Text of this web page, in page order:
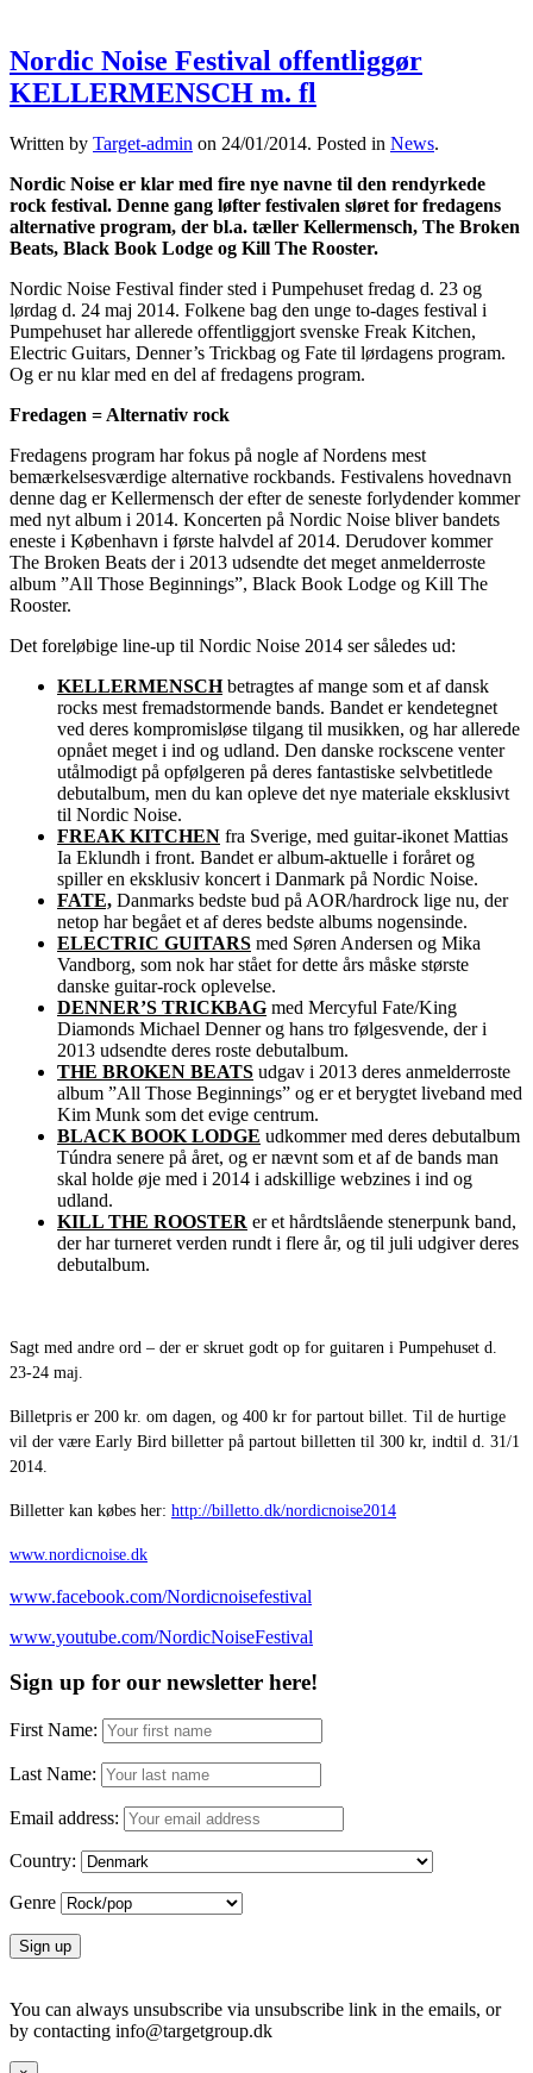
Nordic Noise Festival offentliggør
KELLERMENSCH m. fl
Written by Target-admin on 24/01/2014. Posted in News.
Nordic Noise er klar med fire nye navne til den rendyrkede
rock festival. Denne gang løfter festivalen sløret for fredagens
alternative program, der bl.a. tæller Kellermensch, The Broken
Beats, Black Book Lodge og Kill The Rooster.
Nordic Noise Festival finder sted i Pumpehuset fredag d. 23 og
lørdag d. 24 maj 2014. Folkene bag den unge to-dages festival i
Pumpehuset har allerede offentliggjort svenske Freak Kitchen,
Electric Guitars, Denner’s Trickbag og Fate til lørdagens program.
Og er nu klar med en del af fredagens program.
Fredagen = Alternativ rock
Fredagens program har fokus på nogle af Nordens mest
bemærkelsesværdige alternative rockbands. Festivalens hovednavn
denne dag er Kellermensch der efter de seneste forlydender kommer
med nyt album i 2014. Koncerten på Nordic Noise bliver bandets
eneste i København i første halvdel af 2014. Derudover kommer
The Broken Beats der i 2013 udsendte det meget anmelderroste
album ”All Those Beginnings”, Black Book Lodge og Kill The
Rooster.
Det foreløbige line-up til Nordic Noise 2014 ser således ud:
KELLERMENSCHbetragtes af mange som et af dansk
rocks mest fremadstormende bands. Bandet er kendetegnet
ved deres kompromisløse tilgang til musikken, og har allerede
opnået meget i ind og udland. Den danske rockscene venter
utålmodigt på opfølgeren på deres fantastiske selvbetitlede
debutalbum, men du kan opleve det nye materiale eksklusivt
til Nordic Noise.
FREAK KITCHEN fra Sverige, med guitar-ikonet Mattias
Ia Eklundh i front. Bandet er album-aktuelle i foråret og
spiller en eksklusiv koncert i Danmark på Nordic Noise.
FATE, Danmarks bedste bud på AOR/hardrock lige nu, der
netop har begået et af deres bedste albums nogensinde.
ELECTRIC GUITARS med Søren Andersen og Mika
Vandborg, som nok har stået for dette års måske største
danske guitar-rock oplevelse.
DENNER’S TRICKBAG med Mercyful Fate/King
Diamonds Michael Denner og hans tro følgesvende, der i
2013 udsendte deres roste debutalbum.
THE BROKEN BEATS udgav i 2013 deres anmelderroste
album ”All Those Beginnings” og er et berygtet liveband med
Kim Munk som det evige centrum.
BLACK BOOK LODGE udkommer med deres debutalbum
Túndra senere på året, og er nævnt som et af de bands man
skal holde øje med i 2014 i adskillige webzines i ind og
udland.
KILL THE ROOSTER er et hårdtslående stenerpunk band,
der har turneret verden rundt i flere år, og til juli udgiver deres
debutalbum.
Sagt med andre ord – der er skruet godt op for guitaren i Pumpehuset d.
23-24 maj.
Billetpris er 200 kr. om dagen, og 400 kr for partout billet. Til de hurtige
vil der være Early Bird billetter på partout billetten til 300 kr, indtil d. 31/1
2014.
Billetter kan købes her: http://billetto.dk/nordicnoise2014
www.nordicnoise.dk
www.facebook.com/Nordicnoisefestival
www.youtube.com/NordicNoiseFestival
Sign up for our newsletter here!
First Name:
Last Name:
Email address:
Country:
Genre
You can always unsubscribe via unsubscribe link in the emails, or
by contacting info@targetgroup.dk